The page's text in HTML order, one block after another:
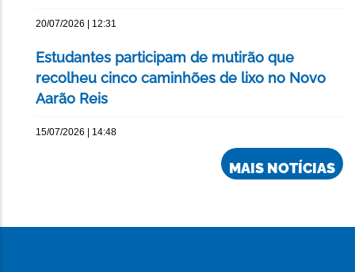
20/07/2026 | 12:31
Estudantes participam de mutirão que
recolheu cinco caminhões de lixo no Novo
Aarão Reis
15/07/2026 | 14:48
MAIS NOTÍCIAS